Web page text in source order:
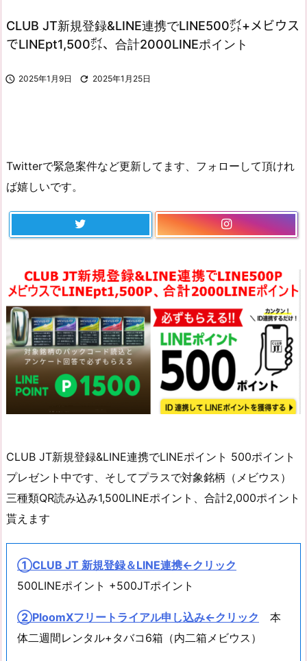
CLUB JT新規登録&LINE連携でLINE500㌽+メビウス
でLINEpt1,500㌽、合計2000LINEポイント
 2025年1月9日  2025年1月25日
Twitterで緊急案件など更新してます、フォローして頂けれ
ば嬉しいです。
CLUB JT新規登録&LINE連携でLINEポイント 500ポイント
プレゼント中です、そしてプラスで対象銘柄（メビウス）
三種類QR読み込み1,500LINEポイント、合計2,000ポイント
貰えます
①CLUB JT 新規登録＆LINE連携←クリック
500LINEポイント +500JTポイント
②PloomXフリートライアル申し込み←クリック 本
体二週間レンタル+タバコ6箱（内二箱メビウス）